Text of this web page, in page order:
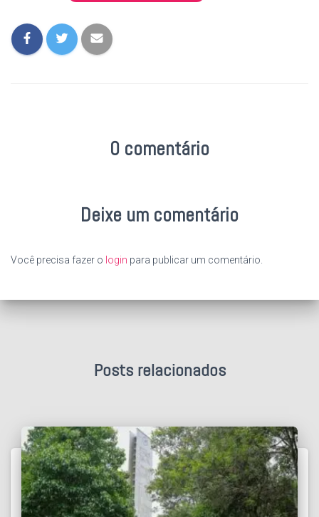
0 comentário
Deixe um comentário
Você precisa fazer o login para publicar um comentário.
Posts relacionados